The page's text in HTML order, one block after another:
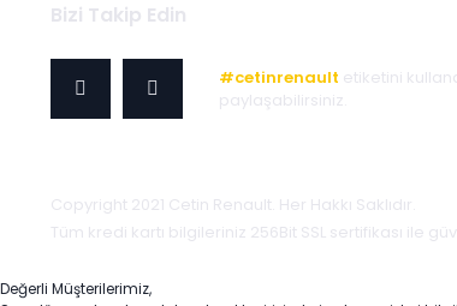
Bizi Takip Edin
#cetinrenault etiketini
paylaşabilirsiniz.
Copyright 2021 Cetin Renault. Her Hakkı Saklıdır.
Tüm kredi kartı bilgileriniz 256Bit SSL sertifikası ile
Değerli Müşterilerimiz,